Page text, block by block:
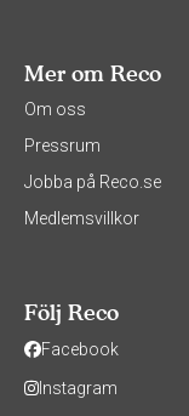
Mer om Reco
Om oss
Pressrum
Jobba på Reco.se
Medlemsvillkor
Följ Reco
Facebook
Instagram